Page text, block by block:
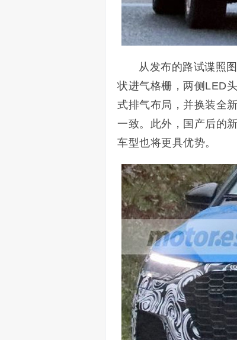
从发布的路试谍照
状进气格栅，两侧LED
式排气布局，并换装全
一致。此外，国产后的
车型也将更具优势。